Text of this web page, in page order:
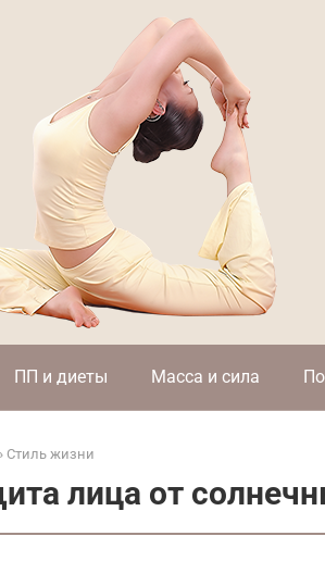
ПП и диеты Масса и сила
Стиль жизни
лица от